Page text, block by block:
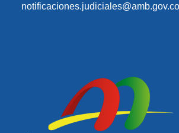
notificaciones.judiciales@amb.gov.co